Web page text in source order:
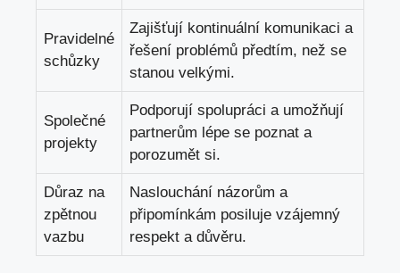
Pravidelné
schůzky
Zajišťují kontinuální komunikaci a
řešení problémů předtím, než se
stanou velkými.
Společné
projekty
Podporují spolupráci a umožňují
partnerům lépe se poznat a
porozumět si.
Důraz na
zpětnou
vazbu
Naslouchání názorům a
připomínkám posiluje vzájemný
respekt a důvěru.